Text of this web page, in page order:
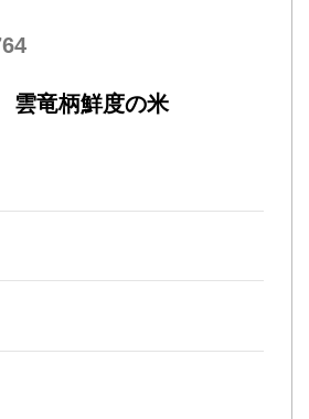
竜柄鮮度の米